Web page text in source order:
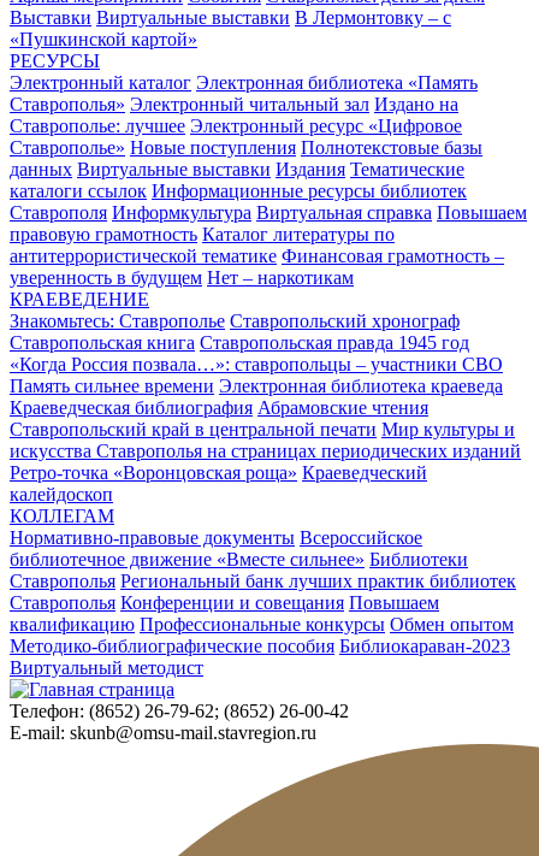
Выставки Виртуальные выставки В Лермонтовку – с
«Пушкинской картой»
РЕСУРСЫ
Электронный каталог Электронная библиотека «Память
Ставрополья» Электронный читальный зал Издано на
Ставрополье: лучшее Электронный ресурс «Цифровое
Ставрополье» Новые поступления Полнотекстовые базы
данных Виртуальные выставки Издания Тематические
каталоги ссылок Информационные ресурсы библиотек
Ставрополя Информкультура Виртуальная справка Повышаем
правовую грамотность Каталог литературы по
антитеррористической тематике Финансовая грамотность –
уверенность в будущем Нет – наркотикам
КРАЕВЕДЕНИЕ
Знакомьтесь: Ставрополье Ставропольский хронограф
Ставропольская книга Ставропольская правда 1945 год
«Когда Россия позвала…»: ставропольцы – участники СВО
Память сильнее времени Электронная библиотека краеведа
Краеведческая библиография Абрамовские чтения
Ставропольский край в центральной печати Мир культуры и
искусства Ставрополья на страницах периодических изданий
Ретро-точка «Воронцовская роща» Краеведческий
калейдоскоп
КОЛЛЕГАМ
Нормативно-правовые документы Всероссийское
библиотечное движение «Вместе сильнее» Библиотеки
Ставрополья Региональный банк лучших практик библиотек
Ставрополья Конференции и совещания Повышаем
квалификацию Профессиональные конкурсы Обмен опытом
Методико-библиографические пособия Библиокараван-2023
Виртуальный методист
Телефон: (8652) 26-79-62; (8652) 26-00-42
E-mail: skunb@omsu-mail.stavregion.ru